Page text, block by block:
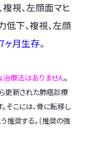
複視、左顔面マヒ
低下、複視、左顔
ヶ月生存。
治療法はありません。
更新された肺癌診療
そこには、骨に転移し
推奨する。〔推奨の強